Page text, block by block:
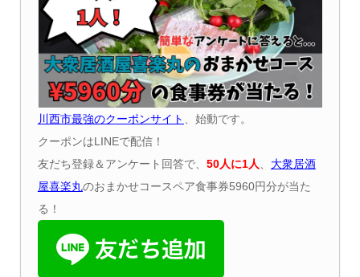
川西市最強のクーポンサイト
、始動です。
クーポンはLINEで配信！
友だち登録＆アンケート回答で、 50人に1人
大衆居酒
屋喜楽丸のおまかせコースペア食事券5960円分が当た
る！